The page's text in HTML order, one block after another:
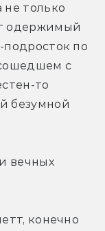
только
одержимый
подросток по
с
то
безумной
вечных
конечно